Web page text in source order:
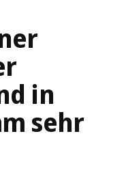
in
sehr